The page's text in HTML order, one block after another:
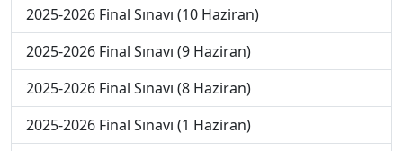
2025-2026 Final Sınavı (10 Haziran)
2025-2026 Final Sınavı (9 Haziran)
2025-2026 Final Sınavı (8 Haziran)
2025-2026 Final Sınavı (1 Haziran)